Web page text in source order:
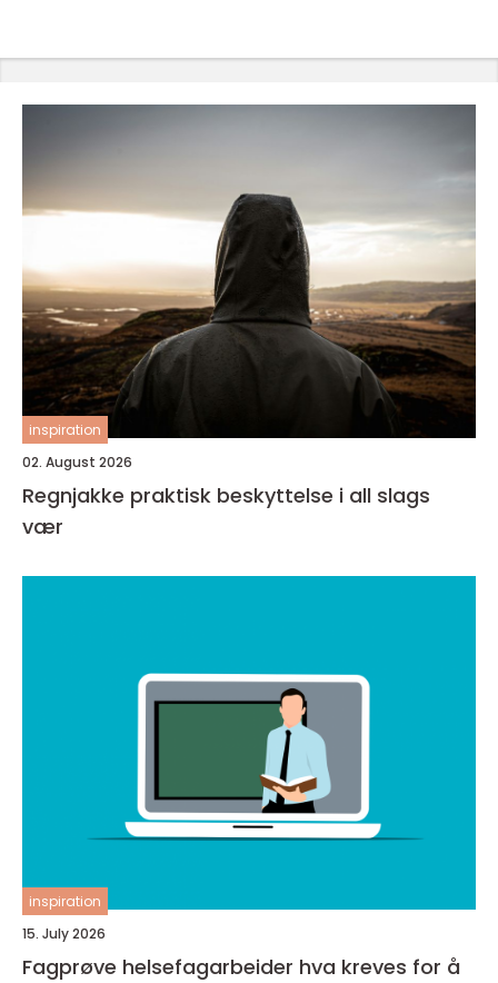
inspiration
02. August 2026
Regnjakke praktisk beskyttelse i all slags
vær
inspiration
15. July 2026
Fagprøve helsefagarbeider hva kreves for å